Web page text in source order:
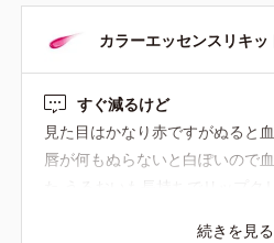
服に合わせてメイクアップもコ
きなのですが、秋冬はこれで決
カラーエッセンスリキ
すぐ減るけど
見た目はかなり赤ですがぬると
唇が何もぬらないと白ぽいので
た うるおいも長持ちでリップク
続きを見る